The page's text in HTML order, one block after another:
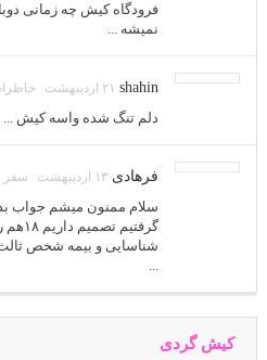
فرودگاه کیش چه زمانی
نمیشه ...
shahin ۲۱ اردیبهشت
دلم تنگ شده واسه کیش ...
فرهادی ۱۳ اردیبهشت سفر
سلام ممنون میشم جواب
شناسایی و بیمه شخص
...
کیش گردی